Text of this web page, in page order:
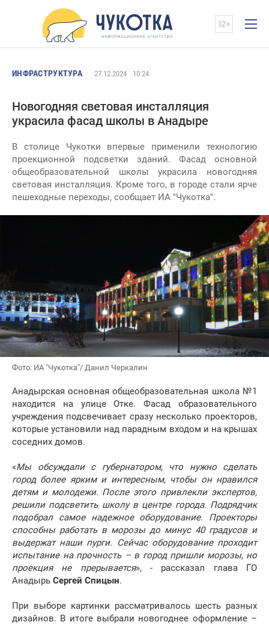
ИНФРАСТРУКТУРА 27.12.2024 10:24
Новогодняя световая инсталляция
украсила фасад школы в Анадыре
В столице Чукотки впервые применили технологию
проекционной подсветки зданий. Фасад основной
общеобразовательной школы украсила новогодняя
световая инсталляция. Кроме того, в городе стали ярче
пешеходные переходы, сообщает ИА "Чукотка".
Фото: ИА "Чукотка"/ Данил Черкалин
Анадырская основная общеобразовательная школа №1
находится на улице Отке. Фасад образовательного
учреждения подсвечивает сразу несколько проекторов,
которые установили над парадным входом и на крышах
соседних домов.
«Мы обсуждали с губернатором, что нужно сделать
город более ярким и интересным, чтобы он нравился
детям и молодежи. После этого привлекли экспертов,
решили подсветить школу в центре города. Подрядчик
подобрал самое надежное оборудование. Проекторы
способны работать в морозы до минус 40 градусов и
выдержат наши пурги. Сейчас оборудование проходит
испытание на прочность – в город пришли морозы, но
проекция не прерывается», - рассказал глава ГО
Анадырь Сергей Спицын.
При выборе картинки рассматривалось шесть разных
дизайнов. В итоге выбрали новогоднее оформление –